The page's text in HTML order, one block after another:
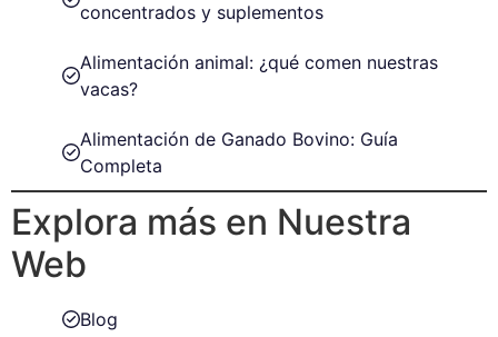
concentrados y suplementos
Alimentación animal: ¿qué comen nuestras
vacas?
Alimentación de Ganado Bovino: Guía
Completa
Explora más en Nuestra
Web
Blog